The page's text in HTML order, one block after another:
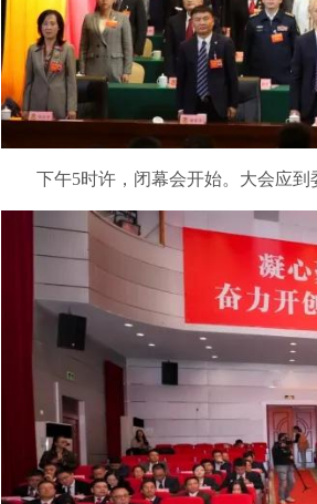
下午5时许，闭幕会开始。大会应到